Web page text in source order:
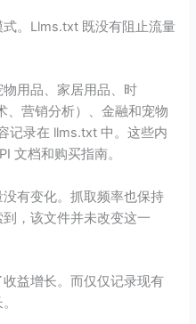
。Llms.txt 既没有阻止流量
用品、家居用品、时
、营销分析）、金融和宠物
录在 llms.txt 中。这些内
文档和购买指南。
有变化。抓取频率也保持
，该文件并未改变这一
益增长。而仅仅记录现有